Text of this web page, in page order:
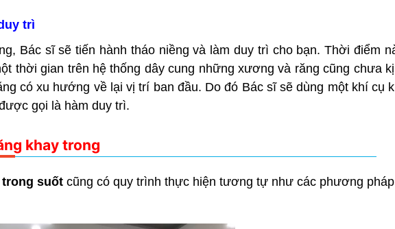
trì
Bác sĩ sẽ tiến hành tháo niềng và làm duy trì cho bạn. Thời điểm
thời gian trên hệ thống dây cung những xương và răng cũng chưa
có xu hướng về lại vị trí ban đầu. Do đó Bác sĩ sẽ dùng một khí cụ
gọi là hàm duy trì.
khay trong
suốt cũng có quy trình thực hiện tương tự như các phương